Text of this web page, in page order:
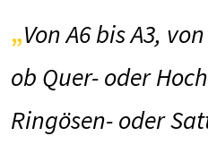
Von A6 bis A3,
ob Quer- oder
Ringösen- oder